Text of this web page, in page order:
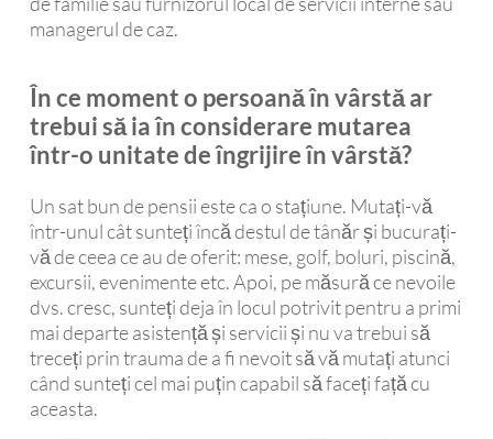
managerul de caz.
În ce moment o persoană în vârstă ar
trebui să ia în considerare mutarea
într-o unitate de îngrijire în vârstă?
Un sat bun de pensii este ca o stațiune. Mutați-vă
într-unul cât sunteți încă destul de tânăr și bucurați-
vă de ceea ce au de oferit: mese, golf, boluri, piscină,
excursii, evenimente etc. Apoi, pe măsură ce nevoile
dvs. cresc, sunteți deja în locul potrivit pentru a primi
mai departe asistență și servicii și nu va trebui să
treceți prin trauma de a fi nevoit să vă mutați atunci
când sunteți cel mai puțin capabil să faceți față cu
aceasta.